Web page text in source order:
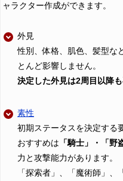
ャラクター作成ができます。
外見
性別、体格、肌色、髪型な
とんど影響しません。
決定した外見は2周目以降
素性
初期ステータスを決定する
おすすめは 「騎士」・「野
力と攻撃能力があります。
「探索者」、「魔術師」